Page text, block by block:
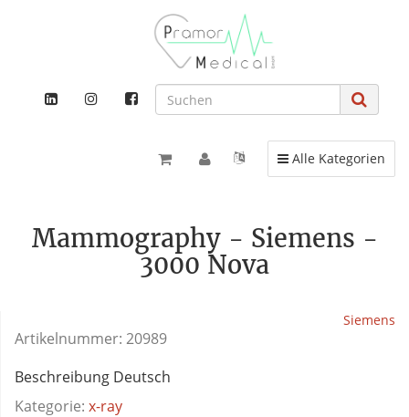
Toggle navigation
Alle Kategorien
Mammography - Siemens -
3000 Nova
Siemens
Artikelnummer: 20989
Beschreibung Deutsch
Kategorie: x-ray